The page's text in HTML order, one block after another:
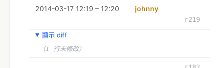
2014-03-17 12:19 – 12:20 johnny
–
r219
顯示 diff
（1 行未修改）